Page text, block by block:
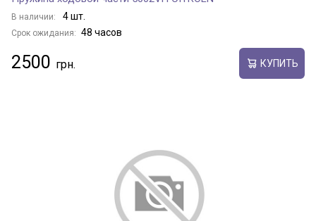
В наличии: 4 шт.
Срок ожидания: 48 часов
2500 КУПИТЬ